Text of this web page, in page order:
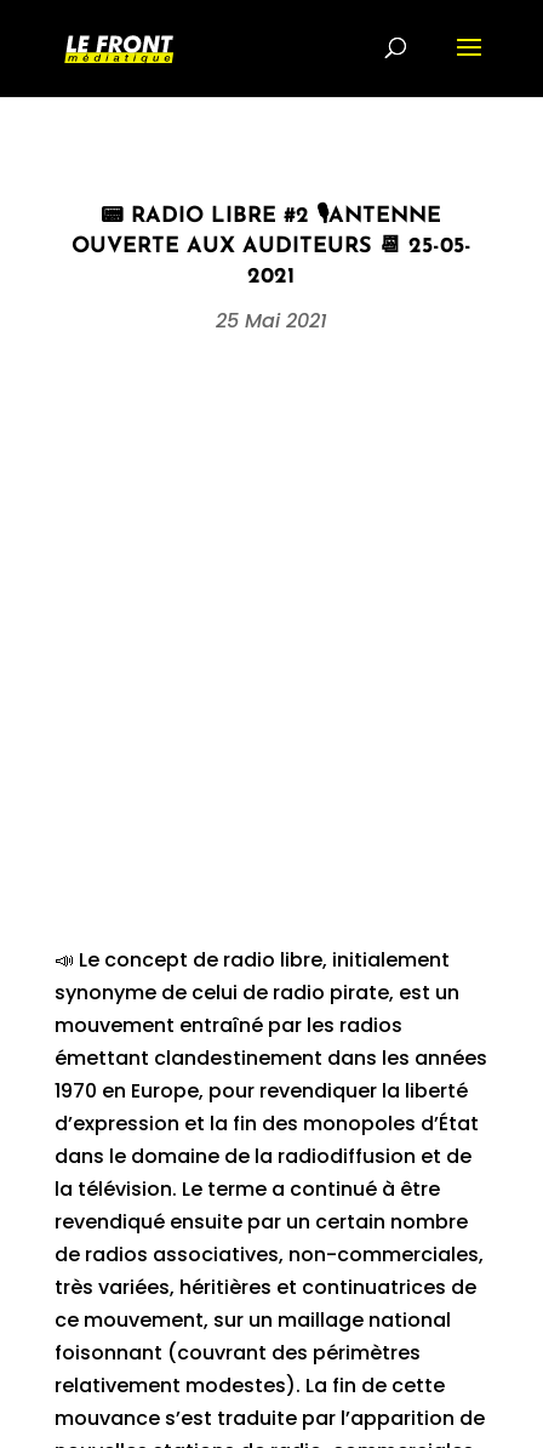
📟 RADIO LIBRE #2 🎙ANTENNE
OUVERTE AUX AUDITEURS 📆 25-05-
2021
25 Mai 2021
📣 Le concept de radio libre, initialement
synonyme de celui de radio pirate, est un
mouvement entraîné par les radios
émettant clandestinement dans les années
1970 en Europe, pour revendiquer la liberté
d’expression et la fin des monopoles d’État
dans le domaine de la radiodiffusion et de
la télévision. Le terme a continué à être
revendiqué ensuite par un certain nombre
de radios associatives, non-commerciales,
très variées, héritières et continuatrices de
ce mouvement, sur un maillage national
foisonnant (couvrant des périmètres
relativement modestes). La fin de cette
mouvance s’est traduite par l’apparition de